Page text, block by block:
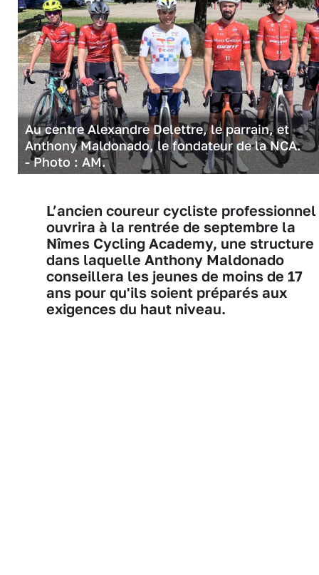
Au centre Alexandre Delettre, le parrain, et
Anthony Maldonado, le fondateur de la NCA.
- Photo : AM.
L’ancien coureur cycliste professionnel
ouvrira à la rentrée de septembre la
Nîmes Cycling Academy, une structure
dans laquelle Anthony Maldonado
conseillera les jeunes de moins de 17
ans pour qu'ils soient préparés aux
exigences du haut niveau.